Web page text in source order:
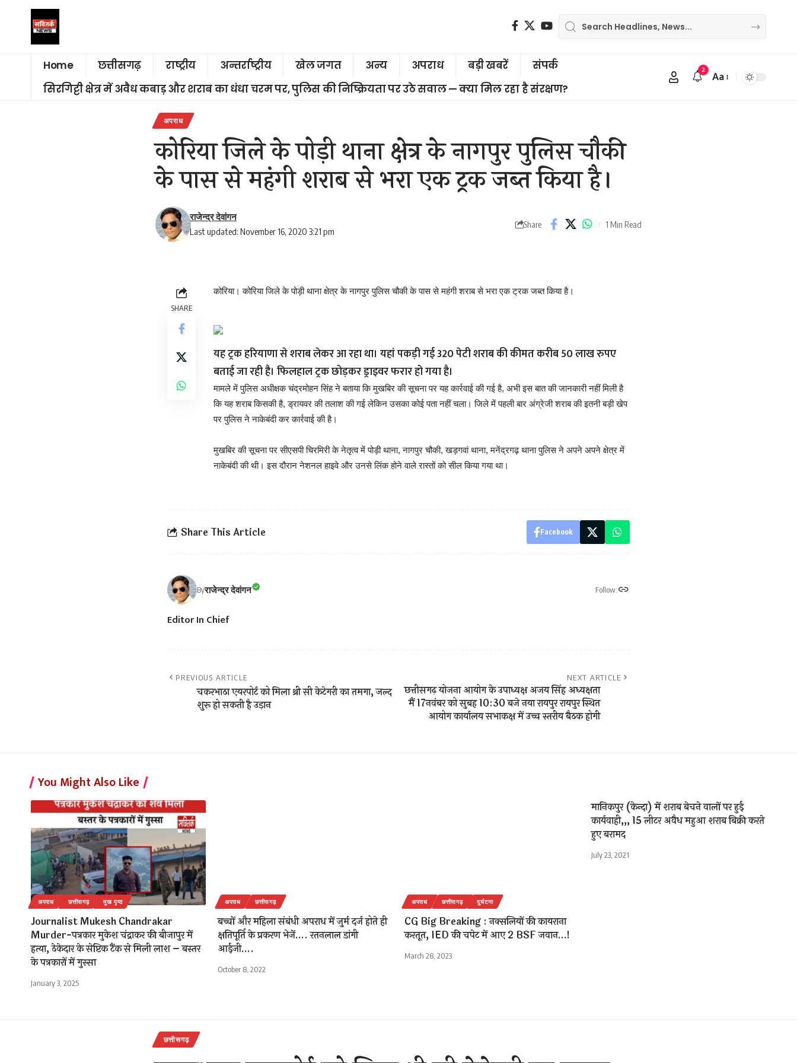
Home छत्तीसगढ़ राष्ट्रीय अन्तर्राष्ट्रीय खेल जगत अन्य अपराध बड़ी खबरें
संपर्क
सिरगिट्टी क्षेत्र में अवैध कबाड़ और शराब का धंधा चरम पर, पुलिस की निष्क्रियता पर उठे सवाल — क्या मिल रहा है संरक्षण?
2
Font
Aa
अपराध
कोरिया जिले के पोड़ी थाना क्षेत्र के नागपुर पुलिस चौकी
के पास से महंगी शराब से भरा एक ट्रक जब्त किया है।
Last updated: November 16, 2020 3:21 pm
राजेन्द्र देवांगन
Share 1 Min Read
SHARE
कोरिया। कोरिया जिले के पोड़ी थाना क्षेत्र के नागपुर पुलिस चौकी के पास से महंगी शराब से भरा एक ट्रक जब्त किया है।
यह ट्रक हरियाणा से शराब लेकर आ रहा था। यहां पकड़ी गई 320 पेटी शराब की कीमत करीब 50 लाख रुपए
बताई जा रही है। फिलहाल ट्रक छोड़कर ड्राइवर फरार हो गया है।
मामले में पुलिस अधीक्षक चंद्रमोहन सिंह ने बताया कि मुखबिर की सूचना पर यह कार्रवाई की गई है, अभी इस बात की जानकारी नहीं मिली है
कि यह शराब किसकी है, ड्रायवर की तलाश की गई लेकिन उसका कोई पता नहीं चला। जिले में पहली बार अंग्रेजी शराब की इतनी बड़ी खेप
पर पुलिस ने नाकेबंदी कर कार्रवाई की है।
मुखबिर की सूचना पर सीएसपी चिरमिरी के नेतृत्व में पोड़ी थाना, नागपुर चौकी, खड़गवां थाना, मनेंद्रगढ़ थाना पुलिस ने अपने अपने क्षेत्र में
नाकेबंदी की थी। इस दौरान नेशनल हाइवे और उनसे लिंक होने वाले रास्तों को सील किया गया था।
Share This Article Facebook
Byराजेन्द्र देवांगन Follow:
Editor In Chief
PREVIOUS ARTICLE
चकरभाठा एयरपोर्ट को मिला थ्री सी केटेगरी का तमगा, जल्द
शुरू हो सकती है उड़ान
NEXT ARTICLE
छत्तीसगढ़ योजना आयोग के उपाध्यक्ष अजय सिंह अध्यक्षता
मैं 17नवंबर को सुबह 10:30 बजे नया रायपुर रायपुर स्थित
आयोग कार्यालय सभाकक्ष में उच्च स्तरीय बैठक होगी
You Might Also Like
अपराध छत्तीसगढ़ मुख पृष्ठ
Journalist Mukesh Chandrakar
Murder-पत्रकार मुकेश चंद्राकर की बीजापुर में
हत्या, ठेकेदार के सेप्टिक टैंक से मिली लाश – बस्तर
के पत्रकारों में गुस्सा
January 3, 2025
अपराध छत्तीसगढ़
बच्चों और महिला संबंधी अपराध में जुर्म दर्ज होते ही
क्षतिपूर्ति के प्रकरण भेजें…. रतनलाल डांगी
आईजी….
October 8, 2022
अपराध छत्तीसगढ़ दुर्घटना
CG Big Breaking : नक्सलियों की कायराना
करतूत, IED की चपेट में आए 2 BSF जवान…!
March 28, 2023
मानिकपुर (केन्दा) में शराब बेचने वालों पर हुई
कार्यवाही,,, 15 लीटर अवैध महुआ शराब बिक्री करते
हुए बरामद
July 23, 2021
छत्तीसगढ़